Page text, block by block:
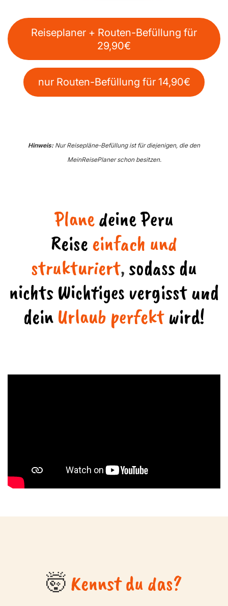
Reiseplaner + Routen-Befüllung für
29,90€
nur Routen-Befüllung für 14,90€
Hinweis:Nur Reisepläne-Befüllung ist für diejenigen, die den
MeinReisePlaner schon besitzen.
Planedeine Peru
Reise einfach und
strukturiert, sodass du
nichts Wichtiges vergisst und
dein Urlaub perfekt wird!
🤯 Kennst du das?